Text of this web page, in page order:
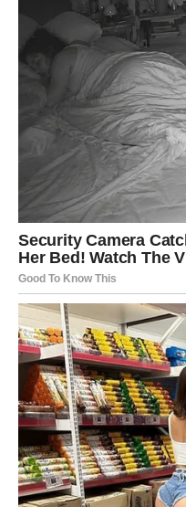
konačno zatvorite vrata
sreći koja vas tek čeka.
Sudbina vam uskoro
A oni bi mogli promijeniti
možete zamisliti.